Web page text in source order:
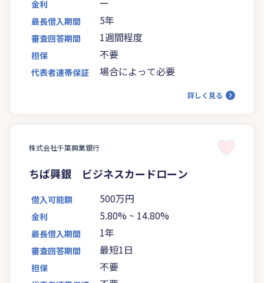
金利
最長借入期間 5年
審査回答期間 1週間程度
担保 不要
代表者連帯保証 場合によって必要
詳しく見る
株式会社千葉興業銀行
ちば興銀 ビジネスカードローン
借入可能額 500万円
金利 5.80% ~ 14.80%
最長借入期間 1年
審査回答期間 最短1日
担保 不要